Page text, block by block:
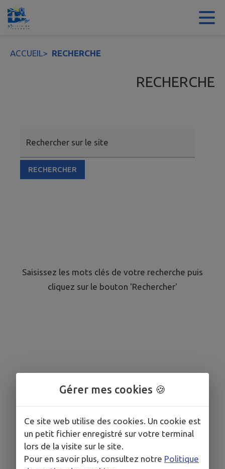
Contenu
ACCUEIL> RECHERCHE
RECHERCHE
Rechercher sur le site
RECHERCHER
Saisissez les mots clés de votre recherche puis
cliquez sur le bouton 'Rechercher'
Gérer mes cookies 🍪
Ce site web utilise des cookies. Un cookie est
un petit fichier enregistré sur votre terminal
lors de la visite sur le site.
Pour en savoir plus, consultez notre Politique